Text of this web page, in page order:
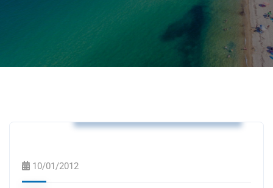
10/01/2012